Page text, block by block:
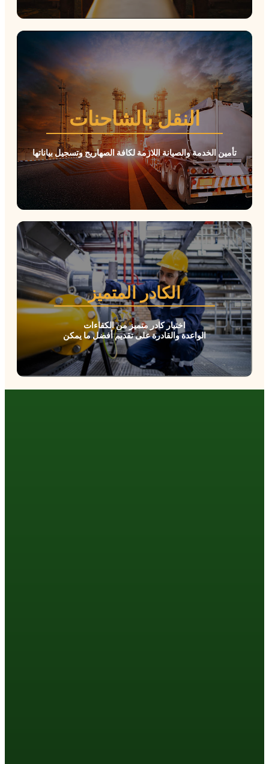
النقل بالشاحنات
والصيانة اللازمة لكافة الصهاريج وتسجيل بياناتها
الكادر المتميز
اختيار كادر متميز من الكفاءات
الواعدة والقادرة على تقديم أفضل ما يمكن